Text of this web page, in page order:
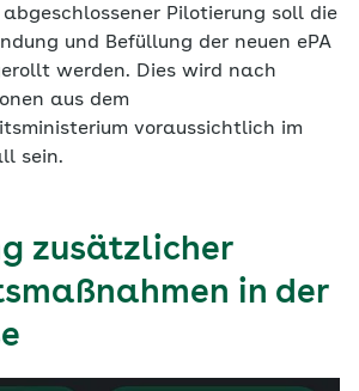
Pilotierung soll die
und Befüllung der neuen ePA
werden. Dies wird nach
aus dem
voraussichtlich im
sein.
zusätzlicher
in der